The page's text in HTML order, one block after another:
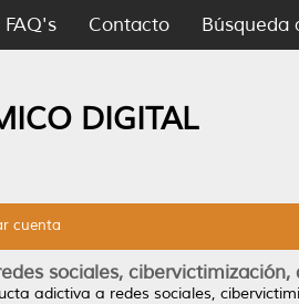
FAQ's Contacto Búsqueda
DIGITAL
cuenta
sociales, cibervictimización,
adictiva a redes sociales,